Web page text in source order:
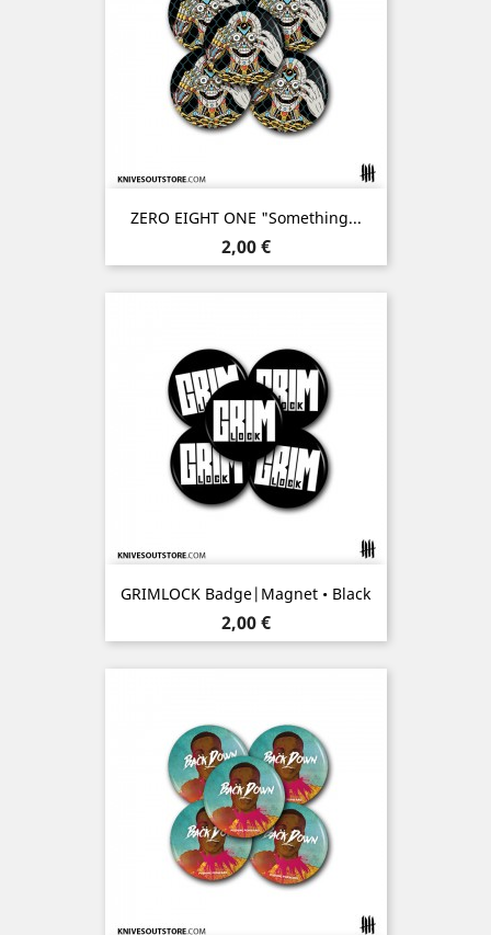
ZERO EIGHT ONE "Something...
Prix
2,00 €
GRIMLOCK Badge|Magnet • Black
Prix
2,00 €